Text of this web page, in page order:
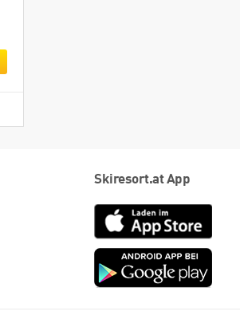
Skiresort.at App
App
Store